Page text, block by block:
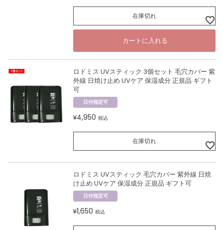
在庫切れ
カートに入れる
ロドミス UVスティック 3個セット 毛穴カバー 紫
外線 日焼け止め UVケア 保湿成分 正規品 ギフト
可
日付指定可
¥4,950 税込
在庫切れ
ロドミス UVスティック 毛穴カバー 紫外線 日焼
け止め UVケア 保湿成分 正規品 ギフト可
日付指定可
¥1,650 税込